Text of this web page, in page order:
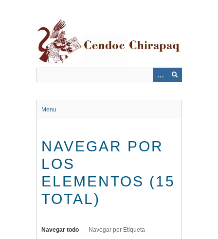
Menu
NAVEGAR POR
LOS
ELEMENTOS (15
TOTAL)
Navegar todo Navegar por Etiqueta